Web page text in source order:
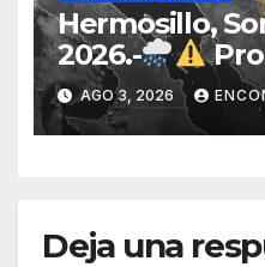
Hermosillo,
2026.-
para
norte de
mayor
AGO 3, 2026
Deja una